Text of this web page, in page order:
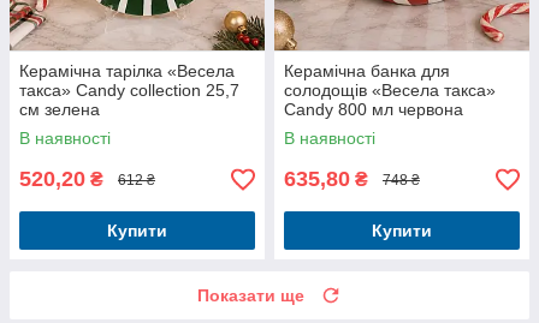
Керамічна тарілка «Весела
такса» Candy collection 25,7
см зелена
В наявності
520,20 ₴ 612 ₴
Купити
Керамічна банка для
солодощів «Весела такса»
Candy 800 мл червона
В наявності
635,80 ₴ 748 ₴
Купити
Показати ще